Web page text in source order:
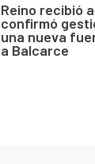
Reino recibió
confirmó
una nueva
a Balcarce